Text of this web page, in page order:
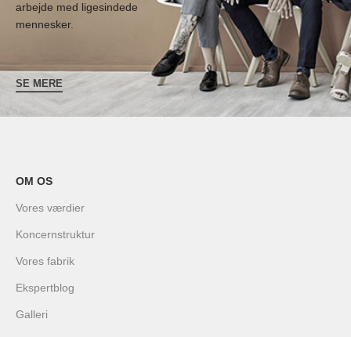
arbejde med ligesindede
mennesker.
SE MERE
OM OS
Vores værdier
Koncernstruktur
Vores fabrik
Ekspertblog
Galleri